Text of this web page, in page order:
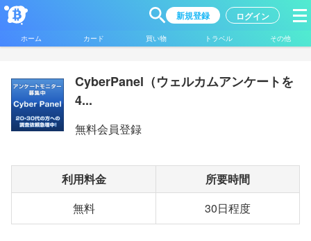
新規登録 ログイン
ホーム カード 買い物 トラベル その他
CyberPanel（ウェルカムアンケートを
4...
無料会員登録
利用料金
所要時間
無料
30日程度